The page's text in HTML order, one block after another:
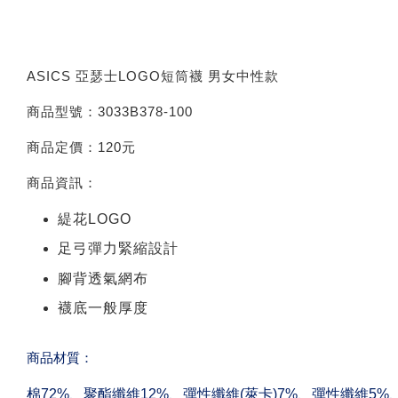
ASICS 亞瑟士LOGO短筒襪 男女中性款
商品型號：3033B378-100
商品定價：120元
商品資訊：
緹花LOGO
足弓彈力緊縮設計
腳背透氣網布
襪底一般厚度
商品材質：
棉72%、聚酯纖維12%、彈性纖維(萊卡)7%、彈性纖維5%